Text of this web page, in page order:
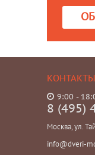
КОНТАКТЫ
9:00 -
8 (495)
Москва, ул.
info@dveri-